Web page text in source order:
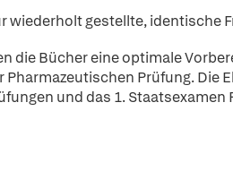
wiederholt gestellte, identische
die Bücher eine optimale
Pharmazeutischen Prüfung. Die
und das 1. Staatsexamen